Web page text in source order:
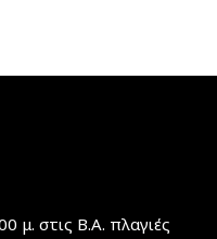
μ. στις Β.Α. πλαγιές